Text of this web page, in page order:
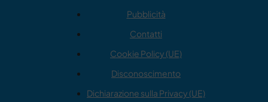
Pubblicità
Contatti
Cookie Policy (UE)
Disconoscimento
Dichiarazione sulla Privacy (UE)